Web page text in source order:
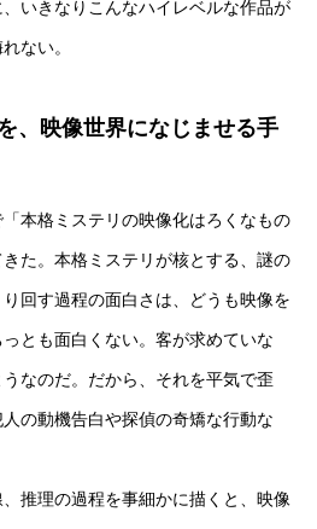
いきなりこんなハイレベルな作品が
ない。
、映像世界になじませる手
本格ミステリの映像化はろくなもの
た。本格ミステリが核とする、謎の
回す過程の面白さは、どうも映像を
とも面白くない。客が求めていな
なのだ。だから、それを平気で歪
の動機告白や探偵の奇矯な行動な
推理の過程を事細かに描くと、映像